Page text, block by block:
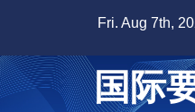
content
Fri. Aug 7th,
国际